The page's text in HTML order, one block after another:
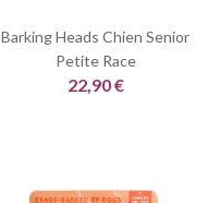
Barking Heads Chien Senior
Petite Race
22,90 €